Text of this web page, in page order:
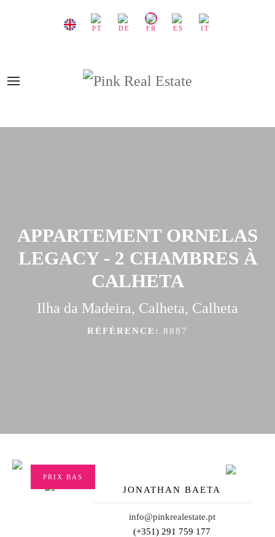
APPARTEMENT ORNELAS
LEGACY - 2 CHAMBRES À
CALHETA
Ilha da Madeira, Calheta, Calheta
RÉFÉRENCE: 8887
PRIX BAS
JONATHAN BAETA
info@pinkrealestate.pt
(+351) 291 759 177